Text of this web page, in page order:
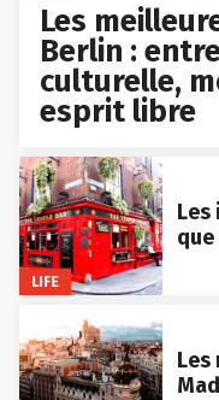
Les
Berlin :
culturelle,
esprit libre
LIFE
Les
Les